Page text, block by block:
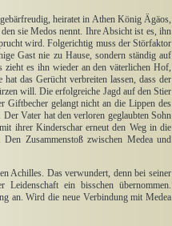
heiratet in Athen König Ägäos,
sie Medos nennt. Ihre Absicht ist es, ihn
wird. Folgerichtig muss der Störfaktor
Gast nie zu Hause, sondern ständig auf
zieht es ihn wieder an den väterlichen Hof,
das Gerücht verbreiten lassen, dass der
will. Die erfolgreiche Jagd auf den Stier
Giftbecher gelangt nicht an die Lippen des
Vater hat den verloren geglaubten Sohn
ihrer Kinderschar erneut den Weg in die
Zusammenstoß zwischen Medea und
Achilles. Das verwundert, denn bei seiner
ein bisschen übernommen.
an. Wird die neue Verbindung mit Medea